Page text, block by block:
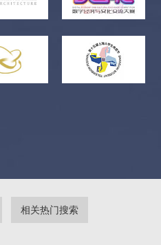
赛。决赛包括现场陈述和评委提
安排。现场答辩队伍需准备相关
织奖三类奖项。2、等级奖设特等
成功参赛奖，由组委会颁发证
会根据参赛规模的实际情况确
报大赛委员会讨论通过确定。
0532-86981935 18765269013
网站：http://www.nogstedc.cn
相关热门搜索